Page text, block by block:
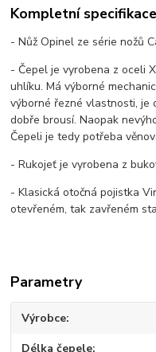
Kompletní specifikace
- Nůž Opinel ze série nožů
- Čepel je vyrobena z oceli
uhlíku. Má výborné
výborné řezné vlastnosti, je
dobře brousí. Naopak
Čepeli je tedy potřeba
- Rukojeť je vyrobena z
- Klasická otočná pojistka
otevřeném, tak zavřeném
Parametry
Výrobce
Délka čepele